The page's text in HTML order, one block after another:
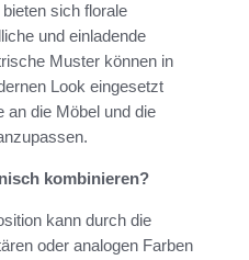
sich florale
und einladende
Muster können in
Look eingesetzt
an die Möbel und die
kombinieren?
kann durch die
oder analogen Farben